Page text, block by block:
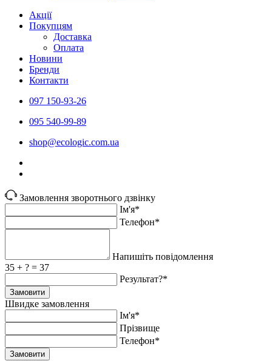
Акції
Покупцям
Доставка
Оплата
Новини
Бренди
Контакти
097 150-93-26
095 540-99-89
shoр@ecologic.com.ua
Замовлення зворотнього дзвінку
Ім'я*
Телефон*
Напишіть повідомлення
35 + ? = 37
Результат?*
Замовити
Швидке замовлення
Ім'я*
Прiзвище
Телефон*